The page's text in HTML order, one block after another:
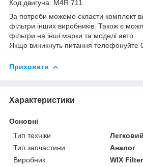
Код двигуна: M4R 711
За потреби можемо скласти комплект
фільтри інших виробників. Також є
фільтри на інші марки та моделі авто.
Якщо виникнуть питання телефонуйте
Приховати
Характеристики
Основні
Тип техніки
Тип запчастини
Аналог
Виробник
WIX